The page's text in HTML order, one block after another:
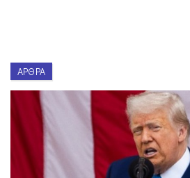
ΆΡΘΡΑ